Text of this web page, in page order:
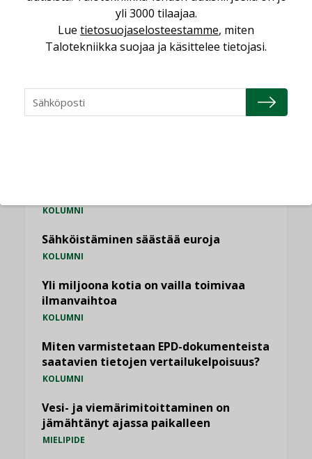
LEHDEN ARTIKKELIT ,TILAAJILLE
KATSO KAIKKI
KOLUMNI
Sähköistäminen säästää euroja
KOLUMNI
Yli miljoona kotia on vailla toimivaa
ilmanvaihtoa
KOLUMNI
Miten varmistetaan EPD-dokumenteista
saatavien tietojen vertailukelpoisuus?
KOLUMNI
Vesi- ja viemärimitoittaminen on
jämähtänyt ajassa paikalleen
MIELIPIDE
yli 3000 tilaajaa.
Lue tietosuojaselosteestamme, miten
Talotekniikka suojaa ja käsittelee tietojasi.